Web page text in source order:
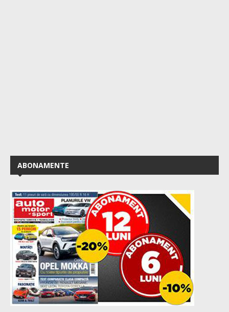
ABONAMENTE